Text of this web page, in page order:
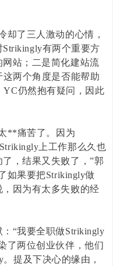
却了三人激动的心情，
Strikingly有两个重要方
站；二是简化建站流
两个角度是否能帮助
YC仍然抱有疑问，因此
**痛苦了。因为
Strikingly 上工作那么久也
，结果又失败了，”郭
如果要把Strikingly做
因为有太多失败的经
“我要全职做Strikingly
了两位创业伙伴，他们
。提及下决心的缘由，